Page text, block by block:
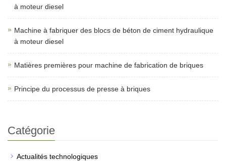
à moteur diesel
Machine à fabriquer des blocs de béton de ciment hydraulique
à moteur diesel
Matières premières pour machine de fabrication de briques
Principe du processus de presse à briques
Catégorie
Actualités technologiques